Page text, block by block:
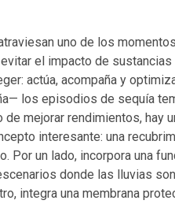
uno de los
el impacto de
actúa, acompaña y
los episodios de sequía
mejorar rendimientos,
interesante: una
un lado, incorpora una
donde las lluvias
integra una membrana